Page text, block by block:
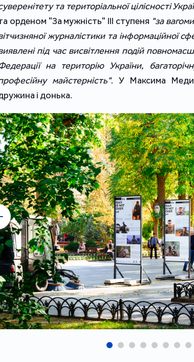
та територіальної цілісності
орденом "За мужність" ІІІ ступеня "за
журналістики та інформаційної
під час висвітлення подій
на територію України,
майстерність". У Максима
і донька.